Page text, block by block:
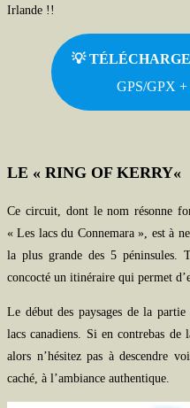
Irlande !!
💡
GPS/GPX
LE « RING OF KERRY«
Ce circuit, dont le nom résonne
« Les lacs du Connemara », est à
la plus grande des 5 péninsules.
concocté un itinéraire qui permet
Le début des paysages de la
lacs canadiens. Si en contrebas de
alors n’hésitez pas à descendre
caché, à l’ambiance authentique.